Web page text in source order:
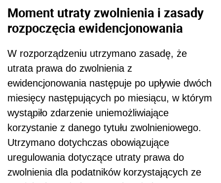
Moment utraty zwolnienia i zasady
rozpoczęcia ewidencjonowania
W rozporządzeniu utrzymano zasadę, że
utrata prawa do zwolnienia z
ewidencjonowania następuje po upływie dwóch
miesięcy następujących po miesiącu, w którym
wystąpiło zdarzenie uniemożliwiające
korzystanie z danego tytułu zwolnieniowego.
Utrzymano dotychczas obowiązujące
uregulowania dotyczące utraty prawa do
zwolnienia dla podatników korzystających ze